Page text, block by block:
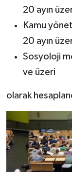
20 ayın
Kamu
20 ayın
Sosyoloji
ve üzeri
olarak